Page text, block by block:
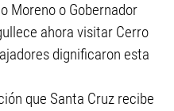
Moreno o Gobernador
ahora visitar Cerro
dignificaron esta
que Santa Cruz recibe